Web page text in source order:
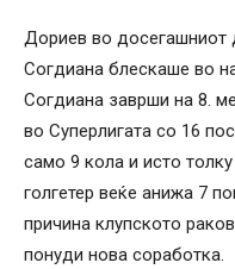
Дориев во досегашниот
Согдиана блескаше во
Согдиана заврши на 8.
во Суперлигата со 16
само 9 кола и исто
голгетер веќе анижа 7
причина клупското
понуди нова соработка.